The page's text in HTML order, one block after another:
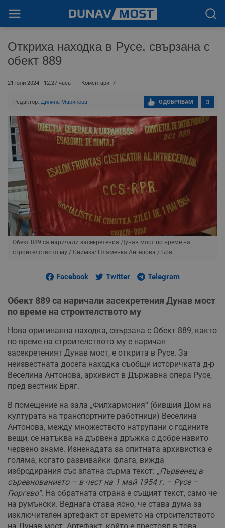
Откриха находка в Русе, свързана с
обект 889
21 юли 2024 - 12:27 часа Коментари: 7
Редактор: Диляна Маринова 3
ОДОБРЯВАМ
Обект 889 са наричали засекретения Дунав мост по време на
строителството му / Снимка: Пламенка Ангелова / Бряг
Facebook Twitter Telegram
Обект 889 са наричали засекретения Дунав мост
по време на строителството му
Нова оригинална находка, свързана с Обект 889, както
по време на строителството му е наричан
засекретеният Дунав мост, е открита в Русе. За
неизвестната досега находка съобщи историчката д-р
Веселина Антонова, архивист в Държавна опера Русе,
пред вестник Бряг.
В помещение на зала „Филхармония“ (бившия Дом на
културата на транспортните работници) Веселина
Антонова, между множеството натрупани с годините
вещи, се натъква на дървена дръжка с добре навито
червено знаме. Изненадата за опитната архивистка е
голяма, когато развивайки флага, вижда
избродирания със златна сърма текст: „Първенец в
съревнованието – в чест на 1 май 1954 г. – Русе –
Гюргево“. На обратната страна е същият текст, само че
на румънски. Веднага става ясно, че става дума за
изключителен артефакт от времето на строителството